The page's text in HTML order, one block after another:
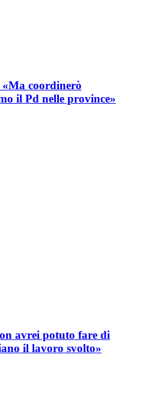
coordinerò
il Pd nelle province»
avrei potuto fare di
il lavoro svolto»